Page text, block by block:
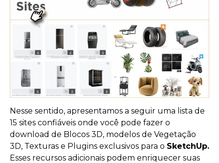
Nesse sentido, apresentamos a seguir uma lista de
15 sites confiáveis onde você pode fazer o
download de Blocos 3D, modelos de Vegetação
3D, Texturas e Plugins exclusivos para o SketchUp.
Esses recursos adicionais podem enriquecer suas